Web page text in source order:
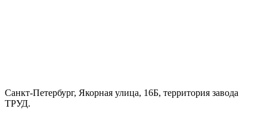
Санкт-Петербург, Якорная улица, 16Б, территория завода
ТРУД.